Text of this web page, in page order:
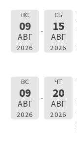
ВС
09
АВГ
2026
СБ
15
АВГ
2026
ВС
09
АВГ
2026
ЧТ
20
АВГ
2026